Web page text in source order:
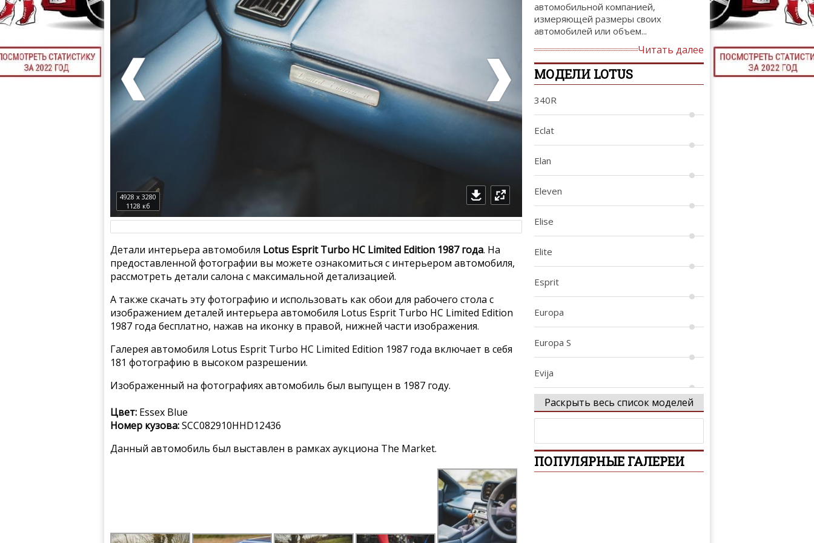
ТЮНИНГ
4928 x 3280
1128 кб
Детали интерьера автомобиля Lotus Esprit Turbo HC Limited Edition 1987 года. На
предоставленной фотографии вы можете ознакомиться с интерьером автомобиля,
рассмотреть детали салона с максимальной детализацией.
А также скачать эту фотографию и использовать как обои для рабочего стола с
изображением деталей интерьера автомобиля Lotus Esprit Turbo HC Limited Edition
1987 года бесплатно, нажав на иконку в правой, нижней части изображения.
Галерея автомобиля Lotus Esprit Turbo HC Limited Edition 1987 года включает в себя
181 фотографию в высоком разрешении.
Изображенный на фотографиях автомобиль был выпущен в 1987 году.
Цвет: Essex Blue
Номер кузова:SCC082910HHD12436
Данный автомобиль был выставлен в рамках аукциона The Market.
автомобильной компанией,
измеряющей размеры своих
автомобилей или объем...
Читать далее
МОДЕЛИ LOTUS
340R
Eclat
Elan
Eleven
Elise
Elite
Esprit
Europa
Europa S
Evija
Evora
Exige
Раскрыть весь список моделей
ПОПУЛЯРНЫЕ ГАЛЕРЕИ